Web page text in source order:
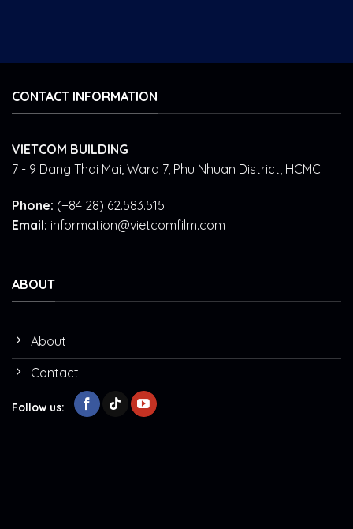
CONTACT INFORMATION
VIETCOM BUILDING
7 - 9 Dang Thai Mai, Ward 7, Phu Nhuan District, HCMC
Phone: (+84 28) 62.583.515
Email: information@vietcomfilm.com
ABOUT
About
Contact
Follow us: